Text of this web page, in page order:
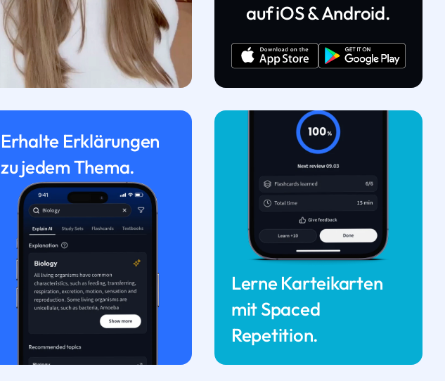
auf iOS & Android.
Erhalte Erklärungen
zu jedem Thema.
Lerne Karteikarten
mit Spaced
Repetition.